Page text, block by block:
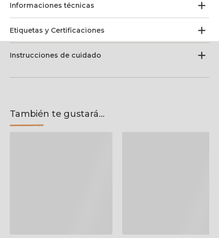
Informaciones técnicas
Etiquetas y Certificaciones
Instrucciones de cuidado
También te gustará...